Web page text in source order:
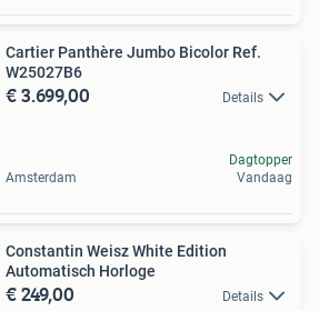
Cartier Panthère Jumbo Bicolor Ref.
W25027B6
€ 3.699,00 Details
Amsterdam
Dagtopper
Vandaag
Constantin Weisz White Edition
Automatisch Horloge
€ 249,00 Details